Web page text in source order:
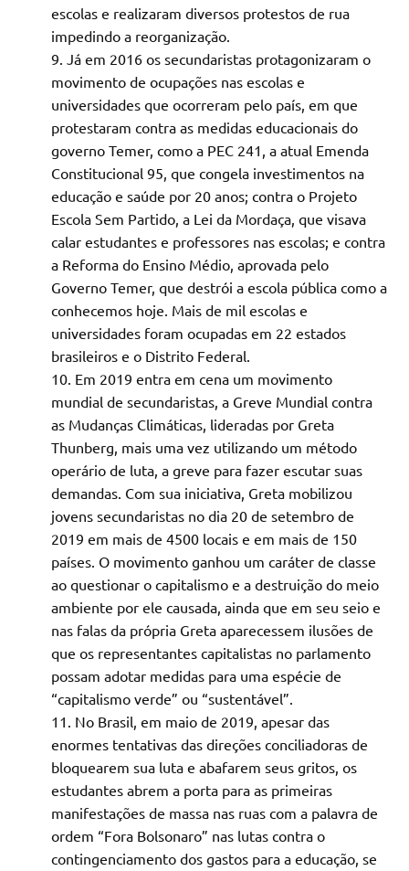
escolas e realizaram diversos protestos de rua
impedindo a reorganização.
Já em 2016 os secundaristas protagonizaram o
movimento de ocupações nas escolas e
universidades que ocorreram pelo país, em que
protestaram contra as medidas educacionais do
governo Temer, como a PEC 241, a atual Emenda
Constitucional 95, que congela investimentos na
educação e saúde por 20 anos; contra o Projeto
Escola Sem Partido, a Lei da Mordaça, que visava
calar estudantes e professores nas escolas; e contra
a Reforma do Ensino Médio, aprovada pelo
Governo Temer, que destrói a escola pública como a
conhecemos hoje. Mais de mil escolas e
universidades foram ocupadas em 22 estados
brasileiros e o Distrito Federal.
Em 2019 entra em cena um movimento
mundial de secundaristas, a Greve Mundial contra
as Mudanças Climáticas, lideradas por Greta
Thunberg, mais uma vez utilizando um método
operário de luta, a greve para fazer escutar suas
demandas. Com sua iniciativa, Greta mobilizou
jovens secundaristas no dia 20 de setembro de
2019 em mais de 4500 locais e em mais de 150
países. O movimento ganhou um caráter de classe
ao questionar o capitalismo e a destruição do meio
ambiente por ele causada, ainda que em seu seio e
nas falas da própria Greta aparecessem ilusões de
que os representantes capitalistas no parlamento
possam adotar medidas para uma espécie de
“capitalismo verde” ou “sustentável”.
No Brasil, em maio de 2019, apesar das
enormes tentativas das direções conciliadoras de
bloquearem sua luta e abafarem seus gritos, os
estudantes abrem a porta para as primeiras
manifestações de massa nas ruas com a palavra de
ordem “Fora Bolsonaro” nas lutas contra o
contingenciamento dos gastos para a educação, se